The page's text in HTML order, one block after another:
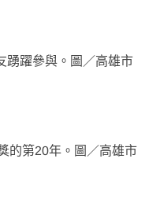
踴躍參與。圖／高雄市
的第20年。圖／高雄市